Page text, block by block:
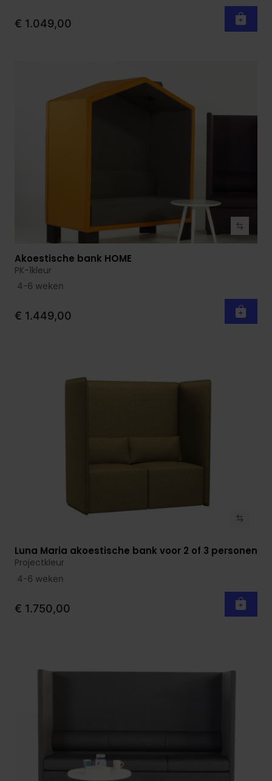
€ 1.049,00
Bekijk product
Akoestische bank HOME
PK-1kleur
4-6 weken
€ 1.449,00
Bekijk product
Luna Maria akoestische bank voor 2 of 3 personen
Projectkleur
4-6 weken
€ 1.750,00